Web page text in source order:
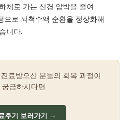
체로 가는 신경 압박을 줄여
으로 뇌척수액 순환을 정상화해
니다.
료받으신 분들의 회복 과정이
궁금하시다면
후기 보러가기 →